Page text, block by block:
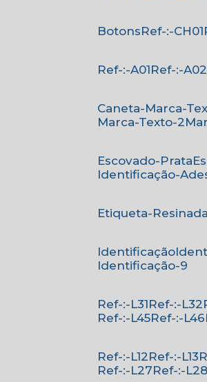
Botons
Ref-:-CH01
Ref-:-A01
Ref-:-A02
Caneta-Marca-
Marca-Texto-2
Escovado-Prata
Identificação-
Etiqueta-Resinada
Identificação
Identificação-9
Ref-:-L31
Ref-:-L32
Ref-:-L45
Ref-:-L46
Ref-:-L12
Ref-:-L13
Ref-:-L27
Ref-:-L28